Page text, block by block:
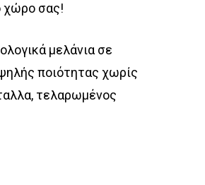
χώρο σας!
μελάνια σε
ποιότητας χωρίς
τελαρωμένος